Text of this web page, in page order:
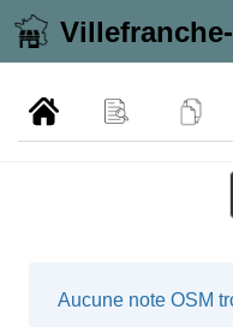
Aucune note OSM